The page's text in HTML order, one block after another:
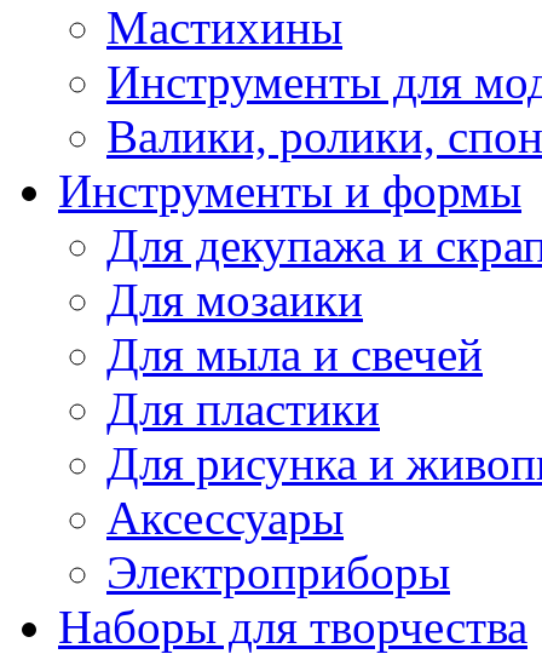
Мастихины
Инструменты для
Валики, ролики,
Инструменты и формы
Для декупажа и
Для мозаики
Для мыла и свечей
Для пластики
Для рисунка и
Аксессуары
Электроприборы
Наборы для творчества